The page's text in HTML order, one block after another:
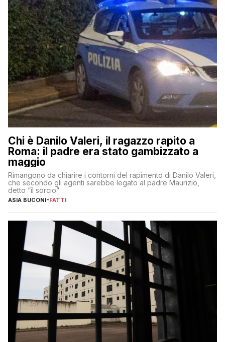
Chi è Danilo Valeri, il ragazzo rapito a
Roma: il padre era stato gambizzato a
maggio
Rimangono da chiarire i contorni del rapimento di Danilo Valeri,
che secondo gli agenti sarebbe legato al padre Maurizio,
detto “il sorcio”
ASIA BUCONI-FATTI